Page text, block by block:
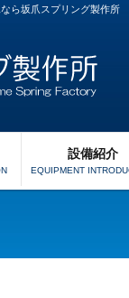
ら坂爪スプリング製作所
設備紹介
EQUIPMENT